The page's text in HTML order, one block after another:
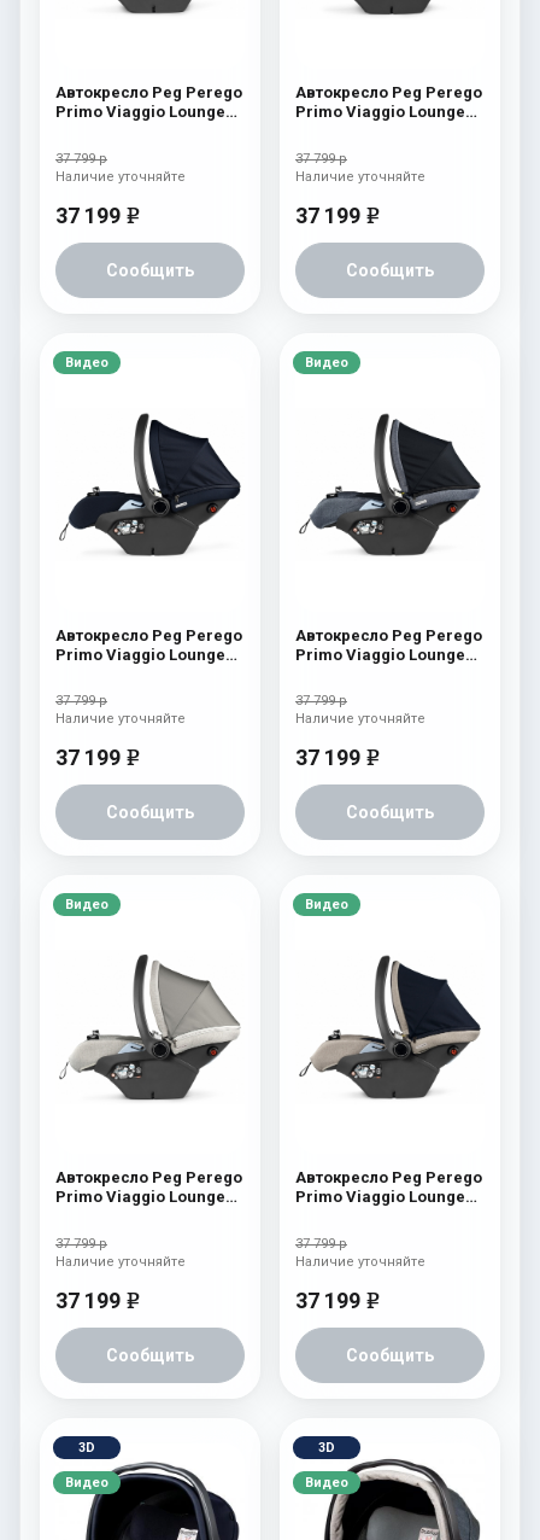
Автокресло Peg Perego
Primo Viaggio Lounge
37 799 р
37 199 e
Сообщить
Наличие уточняйте
Автокресло Peg Perego
Primo Viaggio Lounge
37 799 р
37 199 e
Сообщить
Наличие уточняйте
Видео
Автокресло Peg Perego
Primo Viaggio Lounge
37 799 р
37 199 e
Сообщить
Наличие уточняйте
Видео
Автокресло Peg Perego
Primo Viaggio Lounge
37 799 р
37 199 e
Сообщить
Наличие уточняйте
Видео
Автокресло Peg Perego
Primo Viaggio Lounge
37 799 р
37 199 e
Сообщить
Наличие уточняйте
Видео
Автокресло Peg Perego
Primo Viaggio Lounge
37 799 р
37 199 e
Сообщить
Наличие уточняйте
3D
Видео
3D
Видео